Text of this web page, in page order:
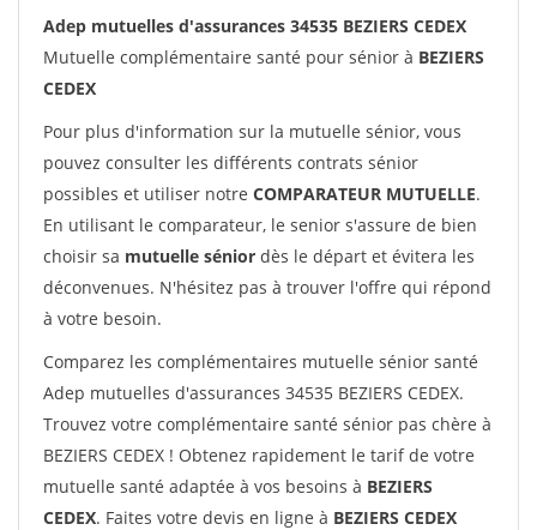
Adep mutuelles d'assurances 34535 BEZIERS CEDEX
Mutuelle complémentaire santé pour sénior à BEZIERS
CEDEX
Pour plus d'information sur la mutuelle sénior, vous
pouvez consulter les différents contrats sénior
possibles et utiliser notre COMPARATEUR MUTUELLE.
En utilisant le comparateur, le senior s'assure de bien
choisir sa mutuelle sénior dès le départ et évitera les
déconvenues. N'hésitez pas à trouver l'offre qui répond
à votre besoin.
Comparez les complémentaires mutuelle sénior santé
Adep mutuelles d'assurances 34535 BEZIERS CEDEX.
Trouvez votre complémentaire santé sénior pas chère à
BEZIERS CEDEX ! Obtenez rapidement le tarif de votre
mutuelle santé adaptée à vos besoins à BEZIERS
CEDEX. Faites votre devis en ligne à BEZIERS CEDEX